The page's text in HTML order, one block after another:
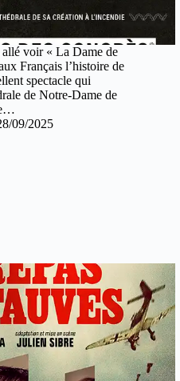
voir « La Dame de
Français l’histoire de
spectacle qui
de Notre-Dame de
09/2025